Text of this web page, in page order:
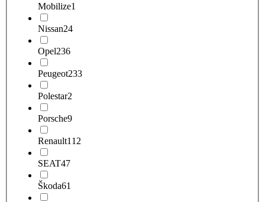
Mobilize1
Nissan24
Opel236
Peugeot233
Polestar2
Porsche9
Renault112
SEAT47
Škoda61